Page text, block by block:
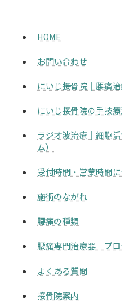
HOME
お問い合わせ
にいじ接骨院｜腰痛
にいじ接骨院の手技
ラジオ波治療｜細胞
ム）
受付時間・営業時間
施術のながれ
腰痛の種類
腰痛専門治療器 プ
よくある質問
接骨院案内